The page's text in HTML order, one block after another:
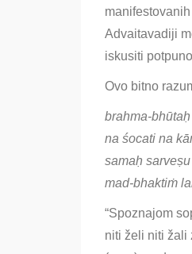
Advaitavadiji
iskusiti
Ovo bitno
brahma-
na śocati na
samaḥ
mad-bhaktiṁ
“Spoznajom
niti želi niti žali